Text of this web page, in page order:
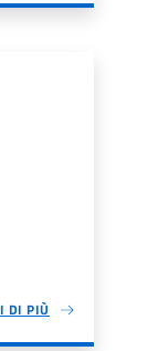
DI PIÙ